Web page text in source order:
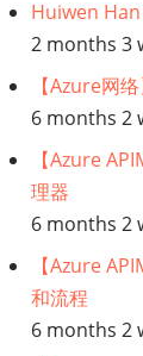
什
么
Apache
Unomi
开
源
Huiwen
2 months 3
【Azure网
6 months 2
【Azure
理器
6 months 2
【Azure
和流程
6 months 2